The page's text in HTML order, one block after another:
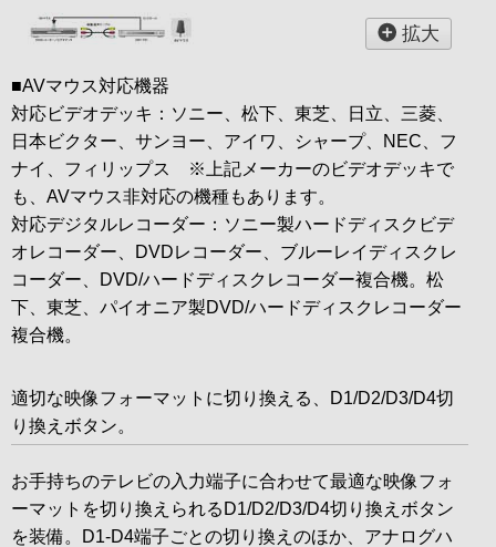
拡大
■AVマウス対応機器
対応ビデオデッキ：ソニー、松下、東芝、日立、三菱、
日本ビクター、サンヨー、アイワ、シャープ、NEC、フ
ナイ、フィリップス ※上記メーカーのビデオデッキで
も、AVマウス非対応の機種もあります。
対応デジタルレコーダー：ソニー製ハードディスクビデ
オレコーダー、DVDレコーダー、ブルーレイディスクレ
コーダー、DVD/ハードディスクレコーダー複合機。松
下、東芝、パイオニア製DVD/ハードディスクレコーダー
複合機。
適切な映像フォーマットに切り換える、D1/D2/D3/D4切
り換えボタン。
お手持ちのテレビの入力端子に合わせて最適な映像フォ
ーマットを切り換えられるD1/D2/D3/D4切り換えボタン
を装備。D1-D4端子ごとの切り換えのほか、アナログハ